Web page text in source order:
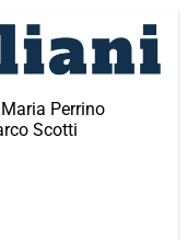
Perrino
Scotti